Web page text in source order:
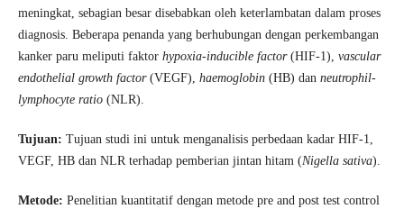
meningkat, sebagian besar disebabkan oleh keterlambatan dalam proses
diagnosis. Beberapa penanda yang berhubungan dengan perkembangan
kanker paru meliputi faktor hypoxia-inducible factor(HIF-1), vascular
endothelial growth factor(VEGF), haemoglobin(HB) dan neutrophil-
lymphocyte ratio(NLR).
Tujuan: Tujuan studi ini untuk menganalisis perbedaan kadar HIF-1,
VEGF, HB dan NLR terhadap pemberian jintan hitam (Nigella sativa).
Metode: Penelitian kuantitatif dengan metode pre and post test control